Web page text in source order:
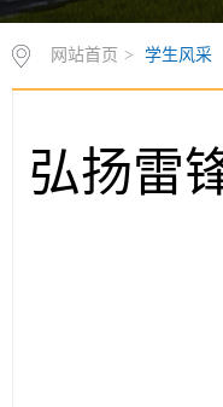
网站首页 > 学生风采
弘扬雷